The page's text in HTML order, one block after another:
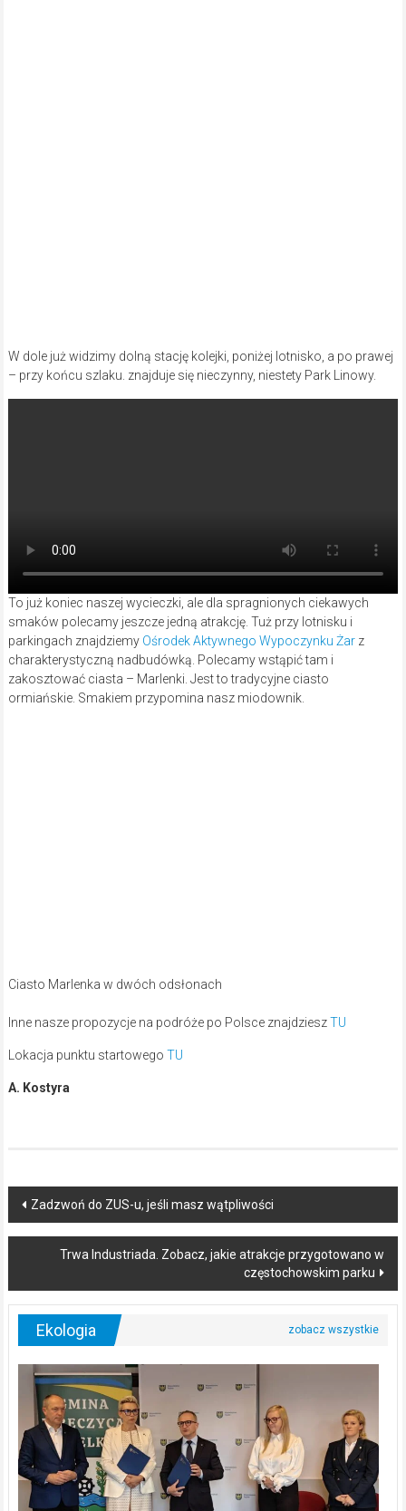
W dole już widzimy dolną stację kolejki, poniżej lotnisko, a po prawej
– przy końcu szlaku. znajduje się nieczynny, niestety Park Linowy.
To już koniec naszej wycieczki, ale dla spragnionych ciekawych
smaków polecamy jeszcze jedną atrakcję. Tuż przy lotnisku i
parkingach znajdziemy Ośrodek Aktywnego Wypoczynku Żarz
charakterystyczną nadbudówką. Polecamy wstąpić tam i
zakosztować ciasta – Marlenki. Jest to tradycyjne ciasto
ormiańskie. Smakiem przypomina nasz miodownik.
Ciasto Marlenka w dwóch odsłonach
Inne nasze propozycje na podróże po Polsce znajdzieszTU
Lokacja punktu startowego TU
A. Kostyra
Post
navigation
Zadzwoń do ZUS-u, jeśli masz wątpliwości
Trwa Industriada. Zobacz, jakie atrakcje przygotowano w
częstochowskim parku
Ekologia